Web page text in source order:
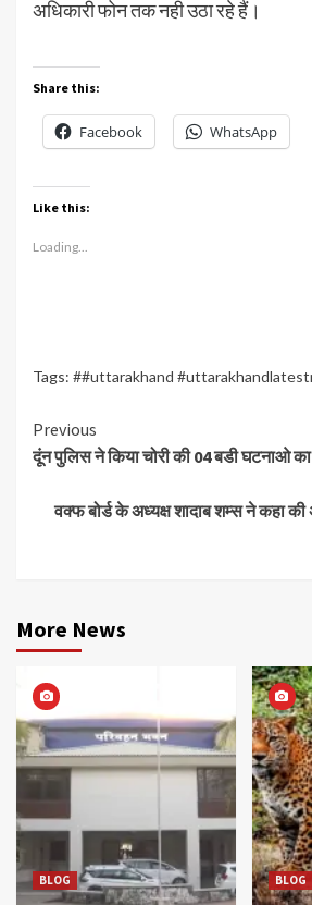
अधिकारी फोन तक नही उठा रहे हैं।
Share this:
Facebook WhatsApp
Like this:
Loading...
Tags: ##uttarakhand
Continue
Reading
Previous
दूंन पुलिस ने किया चोरी की 04 बडी घटनाओ
वक्फ बोर्ड के अध्यक्ष शादाब शम्स ने कहा
More News
BLOG BLOG